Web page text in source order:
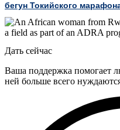
бегун Токийского
Дать сейчас
Ваша поддержка помогает
ней больше всего